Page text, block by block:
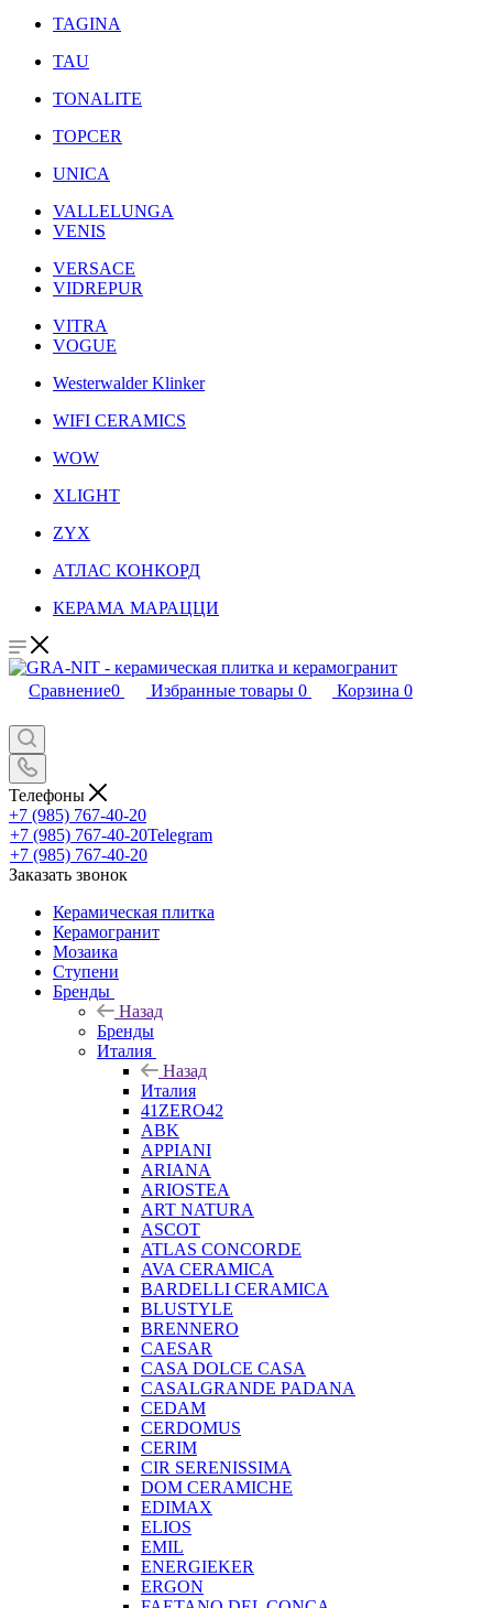
TAGINA
TAU
TONALITE
TOPCER
UNICA
VALLELUNGA
VENIS
VERSACE
VIDREPUR
VITRA
VOGUE
Westerwalder Klinker
WIFI CERAMICS
WOW
XLIGHT
ZYX
АТЛАС КОНКОРД
КЕРАМА МАРАЦЦИ
Сравнение0 Избранные товары 0 Корзина 0
Телефоны
+7 (985) 767-40-20
+7 (985) 767-40-20Telegram
+7 (985) 767-40-20
Заказать звонок
Керамическая плитка
Керамогранит
Мозаика
Ступени
Бренды
Назад
Бренды
Италия
Назад
Италия
41ZERO42
ABK
APPIANI
ARIANA
ARIOSTEA
ART NATURA
ASCOT
ATLAS CONCORDE
AVA CERAMICA
BARDELLI CERAMICA
BLUSTYLE
BRENNERO
CAESAR
CASA DOLCE CASA
CASALGRANDE PADANA
CEDAM
CERDOMUS
CERIM
CIR SERENISSIMA
DOM CERAMICHE
EDIMAX
ELIOS
EMIL
ENERGIEKER
ERGON